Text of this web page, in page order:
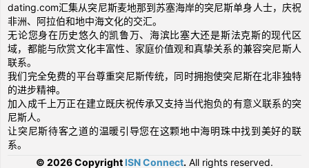
dating.com汇集从突尼斯麦地那到苏塞海岸的突尼斯单身人士，庆祝
非洲、阿拉伯和地中海文化的交汇。
无论您身在历史悠久的凯鲁万、海滨比塞大还是斯法克斯的现代区
域，都能与欣赏文化丰富性、家庭价值观和真挚关系的兼容突尼斯人
联系。
我们完全免费的平台尊重突尼斯传统，同时拥抱使突尼斯在北非独特
的进步精神。
加入成千上万正在建立既庆祝传承又支持当代抱负的有意义联系的突
尼斯人。
让突尼斯待客之道的温暖引导您在这颗地中海明珠中找到美好的联
系。
© 2026 Copyright ISN Connect. All rights reserved.